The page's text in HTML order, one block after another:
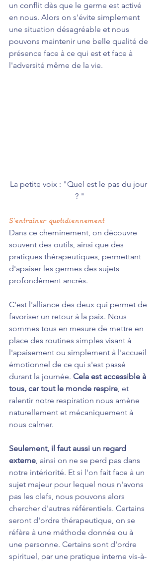
un conflit dès que le germe est activé
en nous. Alors on s'évite simplement
une situation désagréable et nous
pouvons maintenir une belle qualité de
présence face à ce qui est et face à
l'adversité même de la vie.
La petite voix : "Quel est le pas du jour
? "
S'entraîner quotidiennement
Dans ce cheminement, on découvre
souvent des outils, ainsi que des
pratiques thérapeutiques, permettant
d'apaiser les germes des sujets
profondément ancrés.
C'est l'alliance des deux qui permet de
favoriser un retour à la paix. Nous
sommes tous en mesure de mettre en
place des routines simples visant à
l'apaisement ou simplement à l'accueil
émotionnel de ce qui s'est passé
durant la journée. Cela est accessible à
tous, car tout le monde respire , et
ralentir notre respiration nous amène
naturellement et mécaniquement à
nous calmer.
Seulement, il faut aussi un regard
externe , ainsi on ne se perd pas dans
notre intériorité. Et si l'on fait face à un
sujet majeur pour lequel nous n'avons
pas les clefs, nous pouvons alors
chercher d'autres référentiels. Certains
seront d'ordre thérapeutique, on se
réfère à une méthode donnée ou à
une personne. Certains sont d'ordre
spirituel, par une pratique interne vis-à-